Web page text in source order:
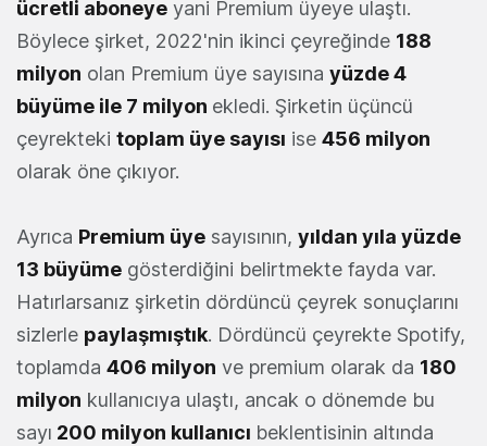
ücretli aboneye yani Premium üyeye ulaştı.
Böylece şirket, 2022'nin ikinci çeyreğinde 188
milyon olan Premium üye sayısına yüzde 4
büyüme ile 7 milyon ekledi. Şirketin üçüncü
çeyrekteki toplam üye sayısı ise 456 milyon
olarak öne çıkıyor.
Ayrıca Premium üye sayısının, yıldan yıla yüzde
13 büyüme gösterdiğini belirtmekte fayda var.
Hatırlarsanız şirketin dördüncü çeyrek sonuçlarını
sizlerle paylaşmıştık. Dördüncü çeyrekte Spotify,
toplamda 406 milyon ve premium olarak da 180
milyon kullanıcıya ulaştı, ancak o dönemde bu
sayı 200 milyon kullanıcı beklentisinin altında